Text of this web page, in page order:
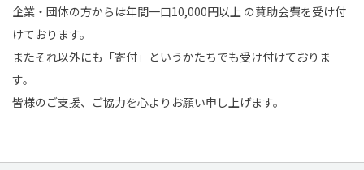
企業・団体の方からは年間一口10,000円以上 の賛助会費を受け付
けております。
またそれ以外にも「寄付」というかたちでも受け付けておりま
す。
皆様のご支援、ご協力を心よりお願い申し上げます。